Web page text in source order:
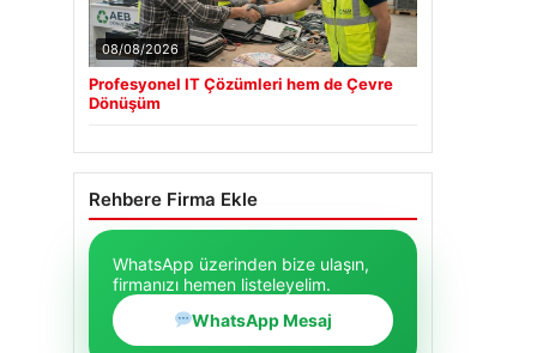
08/08/2026
Profesyonel IT Çözümleri hem de Çevre
Dönüşüm
Rehbere Firma Ekle
WhatsApp üzerinden bize ulaşın,
firmanızı hemen listeleyelim.
WhatsApp Mesaj